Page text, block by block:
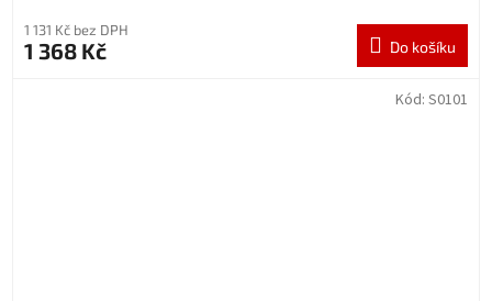
1 131 Kč bez DPH
1 368 Kč Do košíku
Kód: S0101